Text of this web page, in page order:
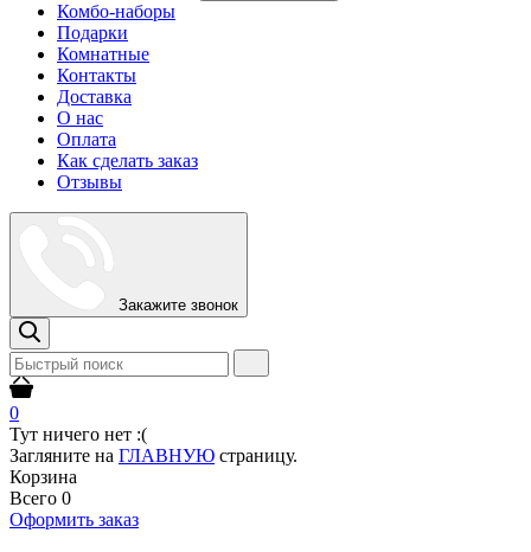
Комбо-наборы
Подарки
Комнатные
Контакты
Доставка
О нас
Оплата
Как сделать заказ
Отзывы
Закажите звонок
0
Тут ничего нет :(
Загляните на ГЛАВНУЮ страницу.
Корзина
Всего 0
Оформить заказ